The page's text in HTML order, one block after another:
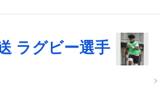
ラグビー選手